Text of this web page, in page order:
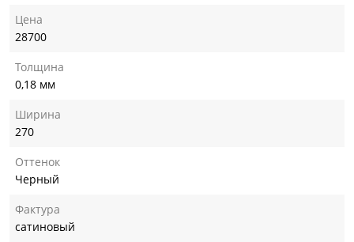
Цена
28700
Толщина
0,18 мм
Ширина
270
Оттенок
Черный
Фактура
сатиновый